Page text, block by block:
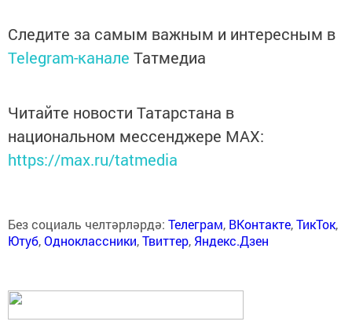
Следите за самым важным и интересным в
Telegram-канале Татмедиа
Читайте новости Татарстана в
национальном мессенджере MАХ:
https://max.ru/tatmedia
Без социаль челтәрләрдә: Телеграм, ВКонтакте,ТикТок,
Ютуб,Одноклассники,Твиттер, Яндекс.Дзен